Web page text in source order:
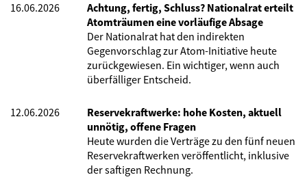
16.06.2026
Achtung, fertig, Schluss? Nationalrat erteilt
Atomträumen eine vorläufige Absage
Der Nationalrat hat den indirekten
Gegenvorschlag zur Atom-Initiative heute
zurückgewiesen. Ein wichtiger, wenn auch
überfälliger Entscheid.
12.06.2026
Reservekraftwerke: hohe Kosten, aktuell
unnötig, offene Fragen
Heute wurden die Verträge zu den fünf neuen
Reservekraftwerken veröffentlicht, inklusive
der saftigen Rechnung.